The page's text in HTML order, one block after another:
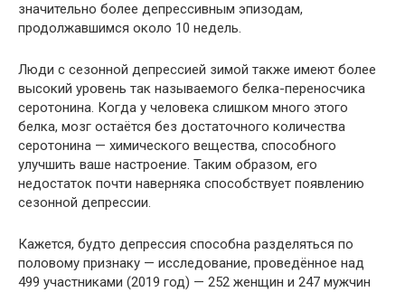
значительно более депрессивным эпизодам,
продолжавшимся около 10 недель.
Люди с сезонной депрессией зимой также имеют более
высокий уровень так называемого белка-переносчика
серотонина. Когда у человека слишком много этого
белка, мозг остаётся без достаточного количества
серотонина — химического вещества, способного
улучшить ваше настроение. Таким образом, его
недостаток почти наверняка способствует появлению
сезонной депрессии.
Кажется, будто депрессия способна разделяться по
половому признаку — исследование, проведённое над
499 участниками (2019 год) — 252 женщин и 247 мужчин